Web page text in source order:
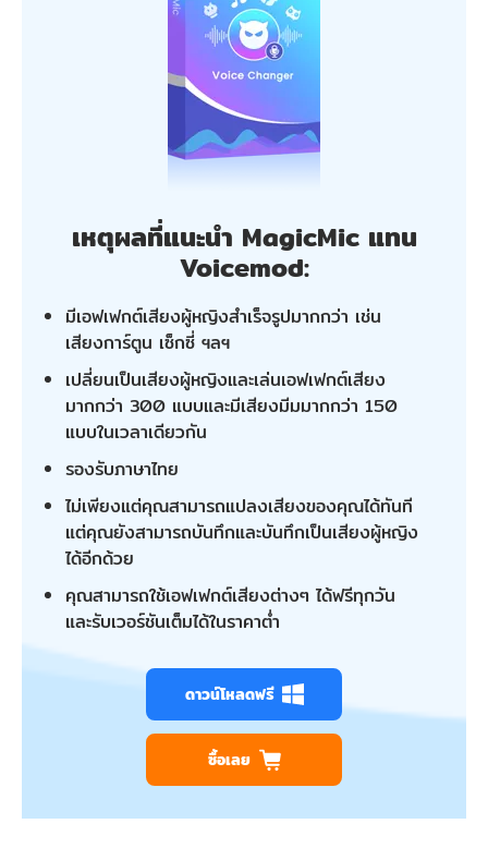
เหตุผลที่แนะนำ MagicMic แทน
Voicemod:
มีเอฟเฟกต์เสียงผู้หญิงสำเร็จรูปมากกว่า เช่น
เสียงการ์ตูน เซ็กซี่ ฯลฯ
เปลี่ยนเป็นเสียงผู้หญิงและเล่นเอฟเฟกต์เสียง
มากกว่า 300 แบบและมีเสียงมีมมากกว่า 150
แบบในเวลาเดียวกัน
รองรับภาษาไทย
ไม่เพียงแต่คุณสามารถแปลงเสียงของคุณได้ทันที
แต่คุณยังสามารถบันทึกและบันทึกเป็นเสียงผู้หญิง
ได้อีกด้วย
คุณสามารถใช้เอฟเฟกต์เสียงต่างๆ ได้ฟรีทุกวัน
และรับเวอร์ชันเต็มได้ในราคาต่ำ
ดาวน์โหลดฟรี
ซื้อเลย